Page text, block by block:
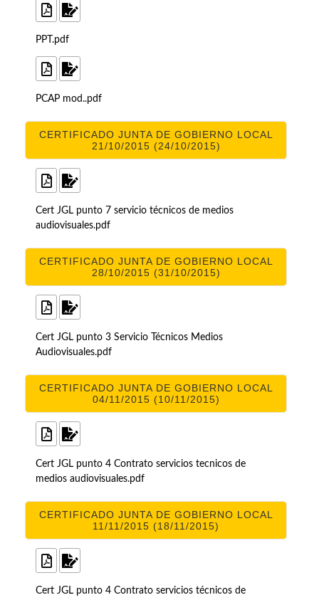
PPT.pdf
PCAP mod..pdf
CERTIFICADO JUNTA DE GOBIERNO LOCAL
21/10/2015 (24/10/2015)
Cert JGL punto 7 servicio técnicos de medios
audiovisuales.pdf
CERTIFICADO JUNTA DE GOBIERNO LOCAL
28/10/2015 (31/10/2015)
Cert JGL punto 3 Servicio Técnicos Medios
Audiovisuales.pdf
CERTIFICADO JUNTA DE GOBIERNO LOCAL
04/11/2015 (10/11/2015)
Cert JGL punto 4 Contrato servicios tecnicos de
medios audiovisuales.pdf
CERTIFICADO JUNTA DE GOBIERNO LOCAL
11/11/2015 (18/11/2015)
Cert JGL punto 4 Contrato servicios técnicos de